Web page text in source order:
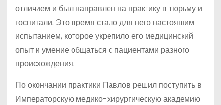
отличием и был направлен на практику в тюрьму и
госпитали. Это время стало для него настоящим
испытанием, которое укрепило его медицинский
опыт и умение общаться с пациентами разного
происхождения.
По окончании практики Павлов решил поступить в
Императорскую медико-хирургическую академию